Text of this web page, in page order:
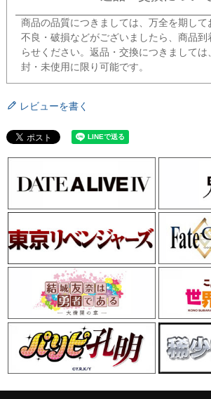
商品の品質につきましては、万全を期して
不良・破損などがございましたら、商品到
らせください。返品・交換につきましては
封・未使用に限り可能です。
レビューを書く